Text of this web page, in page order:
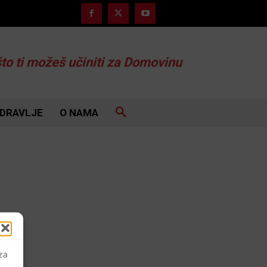
ti možeš učiniti za Domovinu
O NAMA